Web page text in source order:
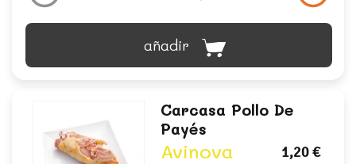
añadir
Carcasa Pollo De
Payés
Avinova 1,20 €